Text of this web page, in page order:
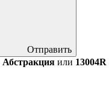
Отправить
Абстракция или 13004R